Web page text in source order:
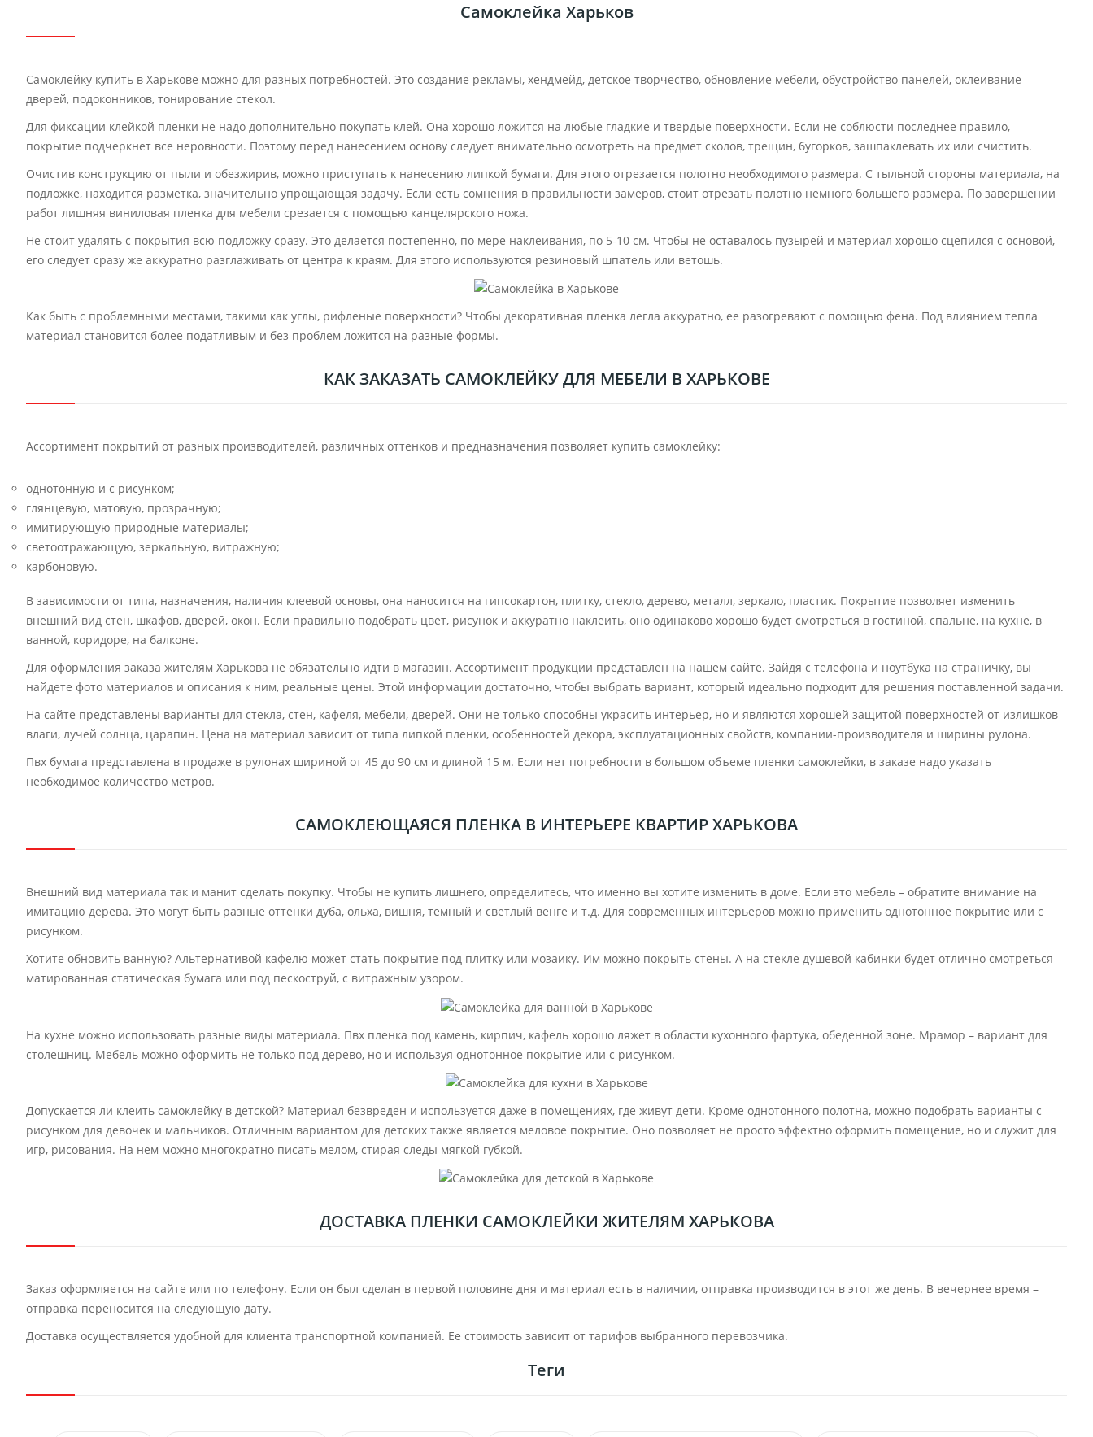
Самоклейка Харьков
Самоклейку купить в Харькове можно для разных потребностей. Это создание рекламы, хендмейд, детское творчество, обновление мебели, обустройство панелей, оклеивание
дверей, подоконников, тонирование стекол.
Для фиксации клейкой пленки не надо дополнительно покупать клей. Она хорошо ложится на любые гладкие и твердые поверхности. Если не соблюсти последнее правило,
покрытие подчеркнет все неровности. Поэтому перед нанесением основу следует внимательно осмотреть на предмет сколов, трещин, бугорков, зашпаклевать их или счистить.
Очистив конструкцию от пыли и обезжирив, можно приступать к нанесению липкой бумаги. Для этого отрезается полотно необходимого размера. С тыльной стороны материала, на
подложке, находится разметка, значительно упрощающая задачу. Если есть сомнения в правильности замеров, стоит отрезать полотно немного большего размера. По завершении
работ лишняя виниловая пленка для мебели срезается с помощью канцелярского ножа.
Не стоит удалять с покрытия всю подложку сразу. Это делается постепенно, по мере наклеивания, по 5-10 см. Чтобы не оставалось пузырей и материал хорошо сцепился с основой,
его следует сразу же аккуратно разглаживать от центра к краям. Для этого используются резиновый шпатель или ветошь.
Как быть с проблемными местами, такими как углы, рифленые поверхности? Чтобы декоративная пленка легла аккуратно, ее разогревают с помощью фена. Под влиянием тепла
материал становится более податливым и без проблем ложится на разные формы.
КАК ЗАКАЗАТЬ САМОКЛЕЙКУ ДЛЯ МЕБЕЛИ В ХАРЬКОВЕ
Ассортимент покрытий от разных производителей, различных оттенков и предназначения позволяет купить самоклейку:
однотонную и с рисунком;
глянцевую, матовую, прозрачную;
имитирующую природные материалы;
светоотражающую, зеркальную, витражную;
карбоновую.
В зависимости от типа, назначения, наличия клеевой основы, она наносится на гипсокартон, плитку, стекло, дерево, металл, зеркало, пластик. Покрытие позволяет изменить
внешний вид стен, шкафов, дверей, окон. Если правильно подобрать цвет, рисунок и аккуратно наклеить, оно одинаково хорошо будет смотреться в гостиной, спальне, на кухне, в
ванной, коридоре, на балконе.
Для оформления заказа жителям Харькова не обязательно идти в магазин. Ассортимент продукции представлен на нашем сайте. Зайдя с телефона и ноутбука на страничку, вы
найдете фото материалов и описания к ним, реальные цены. Этой информации достаточно, чтобы выбрать вариант, который идеально подходит для решения поставленной задачи.
На сайте представлены варианты для стекла, стен, кафеля, мебели, дверей. Они не только способны украсить интерьер, но и являются хорошей защитой поверхностей от излишков
влаги, лучей солнца, царапин. Цена на материал зависит от типа липкой пленки, особенностей декора, эксплуатационных свойств, компании-производителя и ширины рулона.
Пвх бумага представлена в продаже в рулонах шириной от 45 до 90 см и длиной 15 м. Если нет потребности в большом объеме пленки самоклейки, в заказе надо указать
необходимое количество метров.
САМОКЛЕЮЩАЯСЯ ПЛЕНКА В ИНТЕРЬЕРЕ КВАРТИР ХАРЬКОВА
Внешний вид материала так и манит сделать покупку. Чтобы не купить лишнего, определитесь, что именно вы хотите изменить в доме. Если это мебель – обратите внимание на
имитацию дерева. Это могут быть разные оттенки дуба, ольха, вишня, темный и светлый венге и т.д. Для современных интерьеров можно применить однотонное покрытие или с
рисунком.
Хотите обновить ванную? Альтернативой кафелю может стать покрытие под плитку или мозаику. Им можно покрыть стены. А на стекле душевой кабинки будет отлично смотреться
матированная статическая бумага или под пескоструй, с витражным узором.
На кухне можно использовать разные виды материала. Пвх пленка под камень, кирпич, кафель хорошо ляжет в области кухонного фартука, обеденной зоне. Мрамор – вариант для
столешниц. Мебель можно оформить не только под дерево, но и используя однотонное покрытие или с рисунком.
Допускается ли клеить самоклейку в детской? Материал безвреден и используется даже в помещениях, где живут дети. Кроме однотонного полотна, можно подобрать варианты с
рисунком для девочек и мальчиков. Отличным вариантом для детских также является меловое покрытие. Оно позволяет не просто эффектно оформить помещение, но и служит для
игр, рисования. На нем можно многократно писать мелом, стирая следы мягкой губкой.
ДОСТАВКА ПЛЕНКИ САМОКЛЕЙКИ ЖИТЕЛЯМ ХАРЬКОВА
Заказ оформляется на сайте или по телефону. Если он был сделан в первой половине дня и материал есть в наличии, отправка производится в этот же день. В вечернее время –
отправка переносится на следующую дату.
Доставка осуществляется удобной для клиента транспортной компанией. Ее стоимость зависит от тарифов выбранного перевозчика.
Теги